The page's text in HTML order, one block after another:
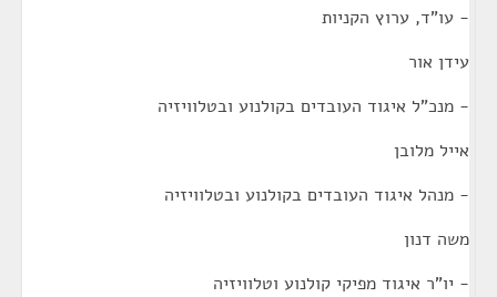
- עו"ד, ערוץ הקניות
עידן אור
- מנכ"ל איגוד העובדים בקולנוע ובטלוויזיה
אייל מלובן
- מנהל איגוד העובדים בקולנוע ובטלוויזיה
משה דנון
- יו"ר איגוד מפיקי קולנוע וטלוויזיה